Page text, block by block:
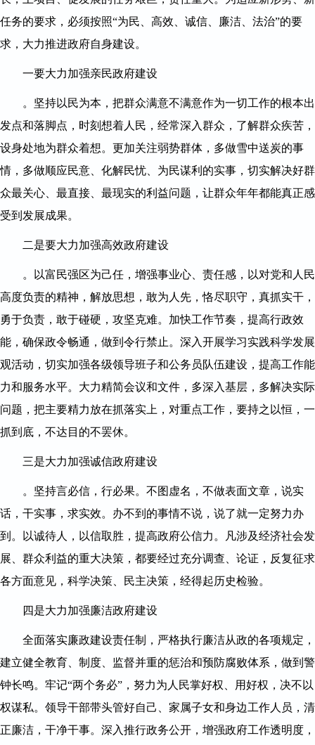
任务的要求，必须按照“为民、高效、诚信、廉洁、法治”的要
求，大力推进政府自身建设。
一要大力加强亲民政府建设
。坚持以民为本，把群众满意不满意作为一切工作的根本出
发点和落脚点，时刻想着人民，经常深入群众，了解群众疾苦，
设身处地为群众着想。更加关注弱势群体，多做雪中送炭的事
情，多做顺应民意、化解民忧、为民谋利的实事，切实解决好群
众最关心、最直接、最现实的利益问题，让群众年年都能真正感
受到发展成果。
二是要大力加强高效政府建设
。以富民强区为己任，增强事业心、责任感，以对党和人民
高度负责的精神，解放思想，敢为人先，恪尽职守，真抓实干，
勇于负责，敢于碰硬，攻坚克难。加快工作节奏，提高行政效
能，确保政令畅通，做到令行禁止。深入开展学习实践科学发展
观活动，切实加强各级领导班子和公务员队伍建设，提高工作能
力和服务水平。大力精简会议和文件，多深入基层，多解决实际
问题，把主要精力放在抓落实上，对重点工作，要持之以恒，一
抓到底，不达目的不罢休。
三是大力加强诚信政府建设
。坚持言必信，行必果。不图虚名，不做表面文章，说实
话，干实事，求实效。办不到的事情不说，说了就一定努力办
到。以诚待人，以信取胜，提高政府公信力。凡涉及经济社会发
展、群众利益的重大决策，都要经过充分调查、论证，反复征求
各方面意见，科学决策、民主决策，经得起历史检验。
四是大力加强廉洁政府建设
全面落实廉政建设责任制，严格执行廉洁从政的各项规定，
建立健全教育、制度、监督并重的惩治和预防腐败体系，做到警
钟长鸣。牢记“两个务必”，努力为人民掌好权、用好权，决不以
权谋私。领导干部带头管好自己、家属子女和身边工作人员，清
正廉洁，干净干事。深入推行政务公开，增强政府工作透明度，